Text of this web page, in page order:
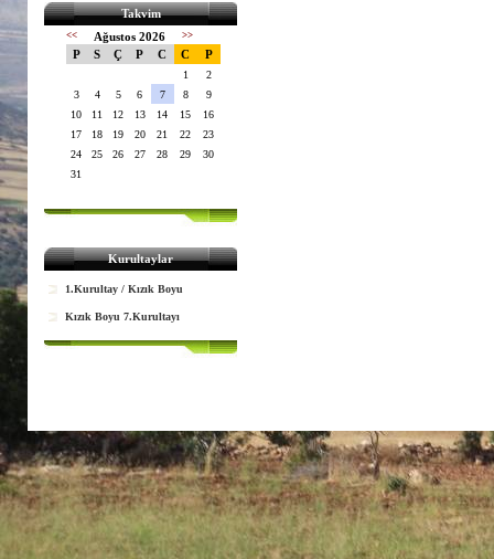
Takvim
<< Ağustos 2026 >>
P S Ç P C C P
1
2
3
4 5 6 7 8
9
10
11 12 13 14 15
16
17
18 19 20 21 22
23
24
25 26 27 28 29
30
31
Kurultaylar
1.Kurultay / Kızık Boyu
Kızık Boyu 7.Kurultayı